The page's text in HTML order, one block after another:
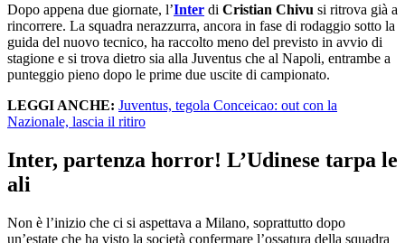
Dopo appena due giornate, l’Inter di Cristian Chivu si ritrova già a
rincorrere. La squadra nerazzurra, ancora in fase di rodaggio sotto la
guida del nuovo tecnico, ha raccolto meno del previsto in avvio di
stagione e si trova dietro sia alla Juventus che al Napoli, entrambe a
punteggio pieno dopo le prime due uscite di campionato.
LEGGI ANCHE: Juventus, tegola Conceicao: out con la
Nazionale, lascia il ritiro
Inter, partenza horror! L’Udinese tarpa le
ali
Non è l’inizio che ci si aspettava a Milano, soprattutto dopo
un’estate che ha visto la società confermare l’ossatura della squadra